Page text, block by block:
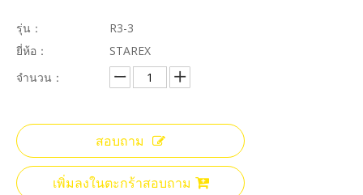
รุ่น：
R3-3
ยี่ห้อ：
STAREX
จำนวน：
สอบถาม
เพิ่มลงในตะกร้าสอบถาม